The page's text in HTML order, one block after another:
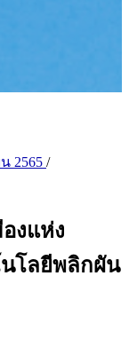
2565 /
งแห่ง
นโลยีพลิกผัน